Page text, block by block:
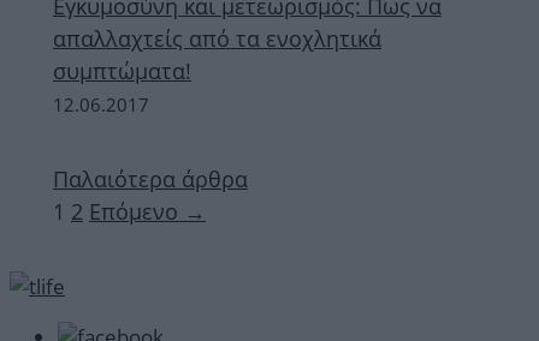
Εγκυμοσύνη και μετεωρισμός: Πως να
απαλλαχτείς από τα ενοχλητικά
συμπτώματα!
12.06.2017
Παλαιότερα άρθρα
Σελίδα
1 Σελίδα
2 Επόμενο →